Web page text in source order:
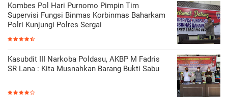
Kombes Pol Hari Purnomo Pimpin Tim
Supervisi Fungsi Binmas Korbinmas Baharkam
Polri Kunjungi Polres Sergai
Kasubdit III Narkoba Poldasu, AKBP M Fadris
SR Lana : Kita Musnahkan Barang Bukti Sabu